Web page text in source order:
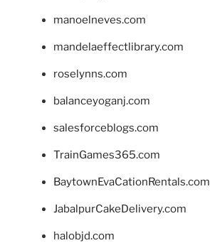
manoelneves.com
mandelaeffectlibrary.com
roselynns.com
balanceyoganj.com
salesforceblogs.com
TrainGames365.com
BaytownEvaCationRentals.com
JabalpurCakeDelivery.com
halobjd.com